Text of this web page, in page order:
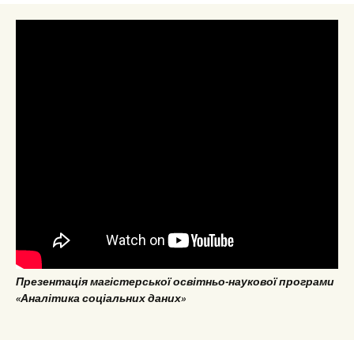
Презентація магістерської освітньо-наукової програми
«Аналітика соціальних даних»